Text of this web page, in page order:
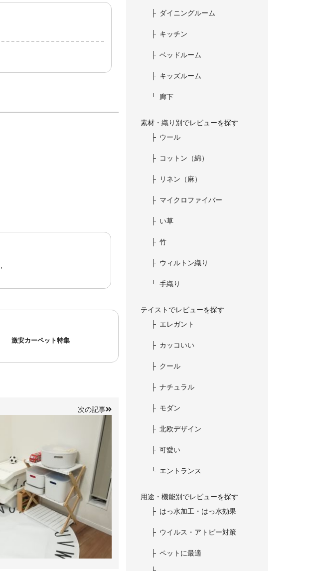
激安カーペット特集
次の記事
ダイニングルーム
キッチン
ベッドルーム
キッズルーム
廊下
素材・織り別でレビューを探す
ウール
コットン（綿）
リネン（麻）
マイクロファイバー
い草
竹
ウィルトン織り
手織り
テイストでレビューを探す
エレガント
カッコいい
クール
ナチュラル
モダン
北欧デザイン
可愛い
エントランス
用途・機能別でレビューを探す
はっ水加工・はっ水効果
ウイルス・アトピー対策
ペットに最適